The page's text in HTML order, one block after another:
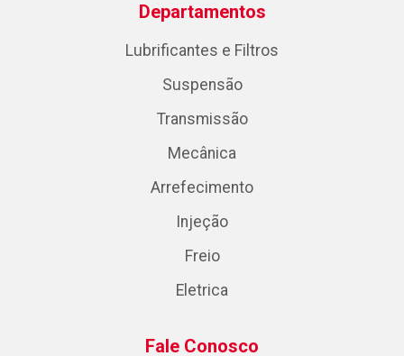
Departamentos
Lubrificantes e Filtros
Suspensão
Transmissão
Mecânica
Arrefecimento
Injeção
Freio
Eletrica
Fale Conosco